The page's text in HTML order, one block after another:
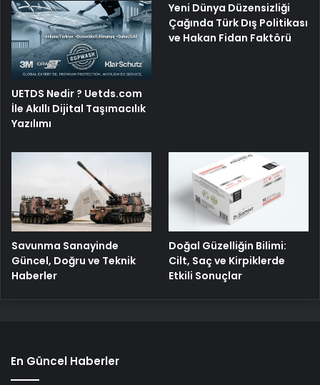
UETDS Nedir ? Uetds.com
İle Akıllı Dijital Taşımacılık
Yazılımı
Yeni Dünya Düzensizliği
Çağında Türk Dış Politikası
ve Hakan Fidan Faktörü
Savunma Sanayinde
Güncel, Doğru ve Teknik
Haberler
Doğal Güzelliğin Bilimi:
Cilt, Saç ve Kirpiklerde
Etkili Sonuçlar
En Güncel Haberler